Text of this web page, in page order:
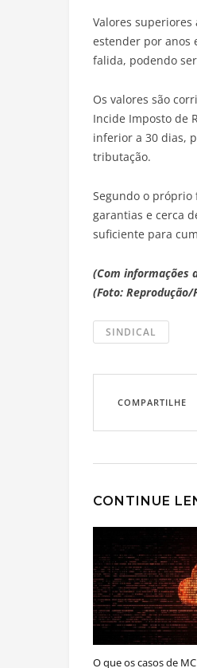
Valores
estender por anos
falida, podendo
Os valores são
Incide Imposto de
inferior a 30 dias,
tributação.
Segundo o próprio
garantias e cerca
suficiente para
(Com informações
(Foto:
SINDICAL
COMPARTILHE
CONTINUE
O que os casos de